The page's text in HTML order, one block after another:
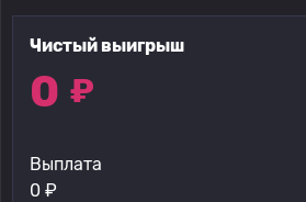
Чистый выигрыш
0 ₽
Выплата
0 ₽